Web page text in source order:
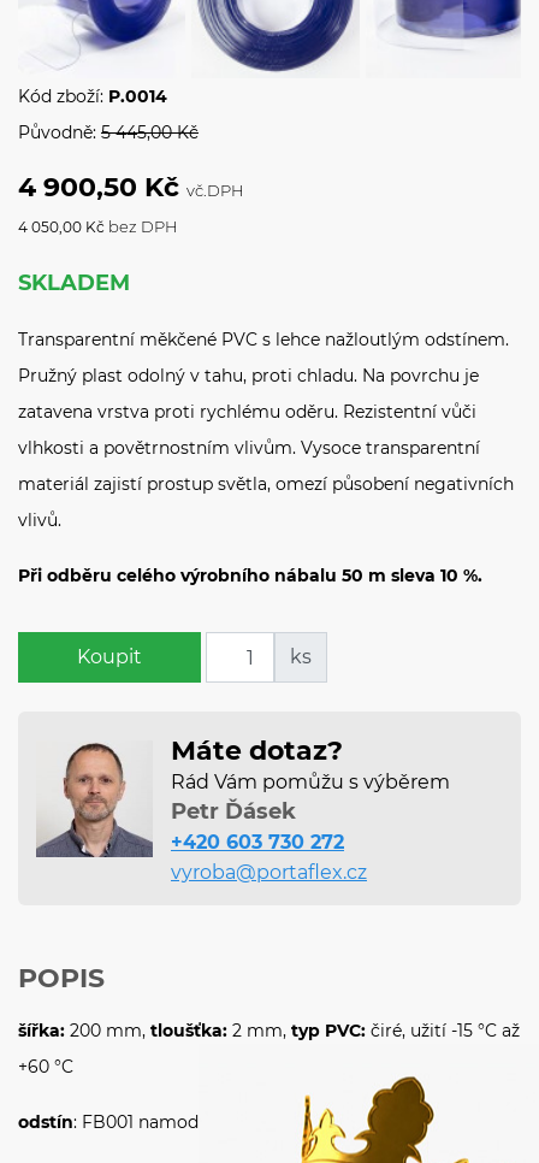
Kód zboží: P.0014
Původně: 5 445,00 Kč
4 900,50 Kč vč.DPH
4 050,00 Kč bez DPH
SKLADEM
Transparentní měkčené PVC s lehce nažloutlým odstínem.
Pružný plast odolný v tahu, proti chladu. Na povrchu je
zatavena vrstva proti rychlému oděru. Rezistentní vůči
vlhkosti a povětrnostním vlivům. Vysoce transparentní
materiál zajistí prostup světla, omezí působení negativních
vlivů.
Při odběru celého výrobního nábalu 50 m sleva 10 %.
Koupit ks
Máte dotaz?
Rád Vám pomůžu s výběrem
Petr Ďásek
+420 603 730 272
vyroba@portaflex.cz
POPIS
šířka: 200 mm, tloušťka: 2 mm, typ PVC: čiré, užití -15 °C až
+60 °C
odstín: FB001 namodralý, tvrdost: 77 ± 3 Shore A